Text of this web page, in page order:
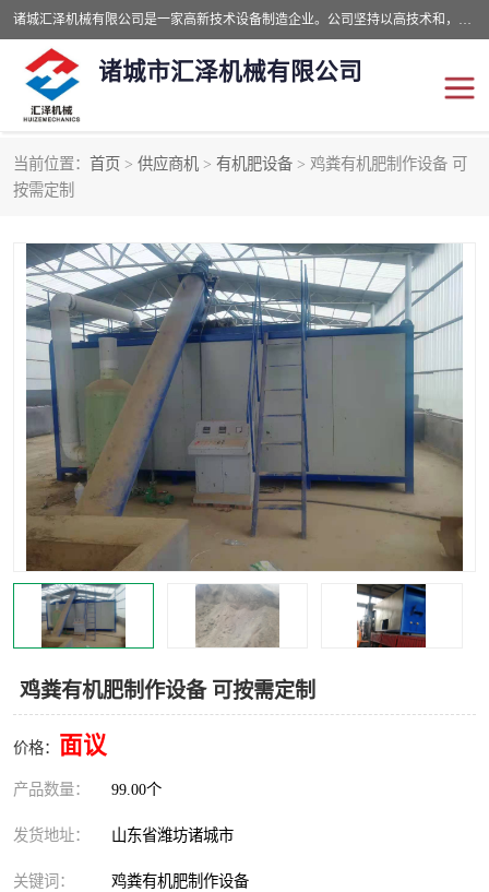
诸城汇泽机械有限公司是一家高新技术设备制造企业。公司坚持以高技术和，高服务于用户，以的环保机械制造设备赢的用户的信赖。现在主要生产死亡畜禽无害化处理和立式和卧式有机肥设备，搅拌机，烘干机，高温发酵机等。污水处理设备，固液分离机。气浮机，化制机等。公司秉承品质，用户至上，科技创新的经营理。
诸城市汇泽机械有限公司
当前位置： 首页 > 供应商机 > 有机肥设备 > 鸡粪有机肥制作设备 可
按需定制
鸡粪有机肥制作设备 可按需定制
价格： 面议
产品数量： 99.00个
发货地址： 山东省潍坊诸城市
关键词： 鸡粪有机肥制作设备
发酵设备
鸡粪发酵机 有机肥设备
纳米膜好氧发酵堆肥机 粪污烘干酶体机
膜式堆肥机 纳米膜发酵
膜式发酵仓 分子膜堆肥仓
分子膜发酵堆肥设备